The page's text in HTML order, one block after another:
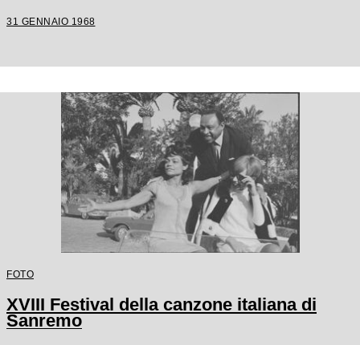
31 GENNAIO 1968
FOTO
XVIII Festival della canzone italiana di
Sanremo